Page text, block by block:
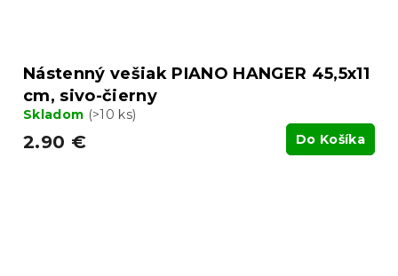
Nástenný vešiak PIANO HANGER 45,5x11
cm, sivo-čierny
Skladom (>10 ks)
2.90 € Do Košíka